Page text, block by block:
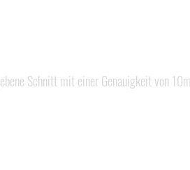
Schnitt mit einer Genauigkeit von